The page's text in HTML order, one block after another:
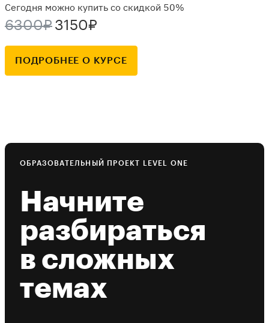
Сегодня можно купить со скидкой 50%
6300₽ 3150₽
ПОДРОБНЕЕ О КУРСЕ
ОБРАЗОВАТЕЛЬНЫЙ ПРОЕКТ LEVEL ONE
Начните
разбираться
в сложных
темах